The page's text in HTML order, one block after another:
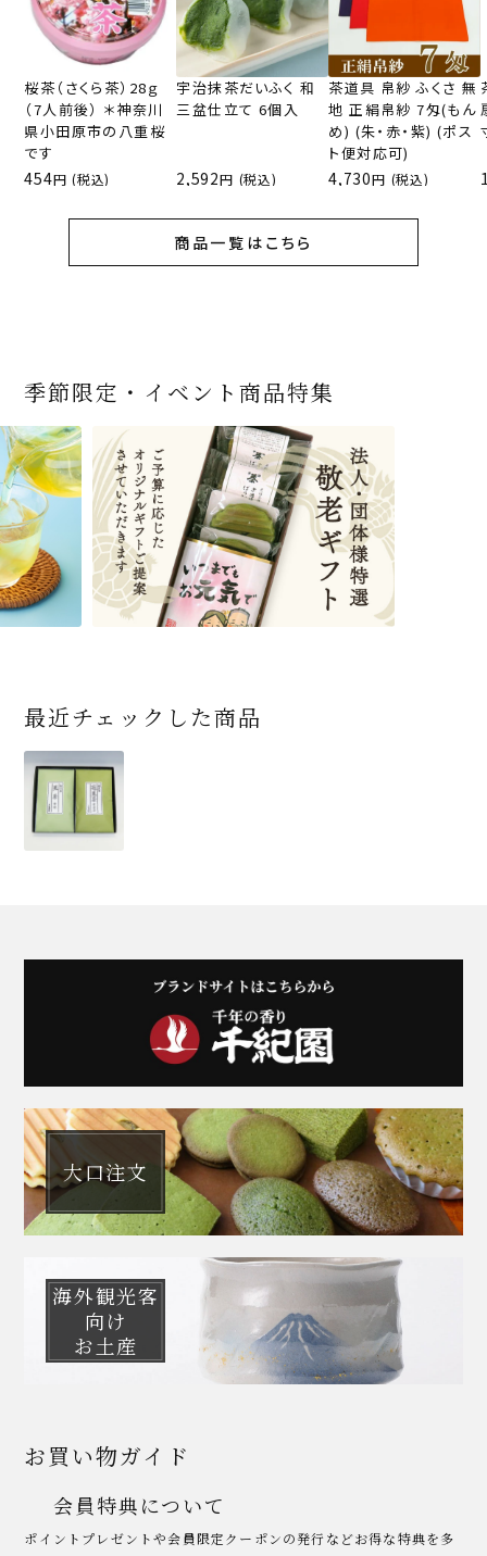
桜茶（さくら茶）28ｇ
（7人前後） ＊神奈川
県小田原市の八重桜
です
454 (税込)
宇治抹茶だいふく 和
三盆仕立て 6個入
2,592 (税込)
茶道具 帛紗 ふくさ 無
地 正絹帛紗 7匁(もん
め) (朱・赤・紫) (ポス
ト便対応可)
4,730 (税込)
商品一覧はこちら
宇治抹茶だいふく 和
三盆仕立て 6個入
2,592 (税込)
お茶屋の京都 宇治抹
茶サンド 3個入
1,743 (税込)
ーキ 『抹茶まる』 1セ
ット6個入
3,240 (税込)
商品一覧はこちら
桜茶（さくら茶）28ｇ
（7人前後） ＊神奈川
県小田原市の八重桜
です
454 (税込)
『釜炒りむぎ茶』 10g
×51p
324 (税込)
ンパックシリーズ） 5g
×50袋
864 (税込)
商品一覧はこちら
宇治抹茶そば3袋・そ
ばつゆ6袋（6人前）セ
ット 化粧箱（カート
ン/ギフトボックス）
3,032 (税込)
【送料込み】宇治抹茶
そば160ｇ×2袋（4人
前）＋特撰そばつゆ4
個（ポスト便）
2,028 (税込)
ばつゆ４袋（４人前）
竹かごセット
2,278 (税込)
商品一覧はこちら
老舗茶舗の宇治抹茶
かすていらと宇治冠煎
茶の詰合せ
4,112 (税込)
宇治抹茶焼き菓子詰
合せ 12個入
～抹茶づくし～
4,511 (税込)
イーツセット 3種6個
3,356 (税込)
商品一覧はこちら
茶道具 帛紗 ふくさ 無
地 正絹帛紗 7匁(もん
め) (朱・赤・紫) (ポス
ト便対応可)
4,730 (税込)
茶道具 扇子（せんす）
扇子 利休百首 白竹 6
1,716 (税込)
女子用 裏千家 茶道具
16,500
商品一覧はこちら
季節限定・イベント商品特集
最近チェックした商品
大口注文
海外観光客
向け
お土産
お買い物ガイド
会員特典について
ポイントプレゼントや会員限定クーポンの発行などお得な特典を多